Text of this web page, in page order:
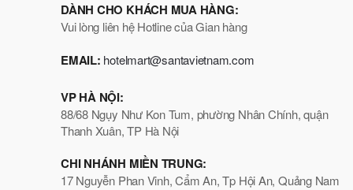
DÀNH CHO KHÁCH MUA HÀNG:
Vui lòng liên hệ Hotline của Gian hàng
EMAIL: hotelmart@santavietnam.com
VP HÀ NỘI:
88/68 Ngụy Như Kon Tum, phường Nhân Chính, quận
Thanh Xuân, TP Hà Nội
CHI NHÁNH MIỀN TRUNG:
17 Nguyễn Phan Vinh, Cẩm An, Tp Hội An, Quảng Nam